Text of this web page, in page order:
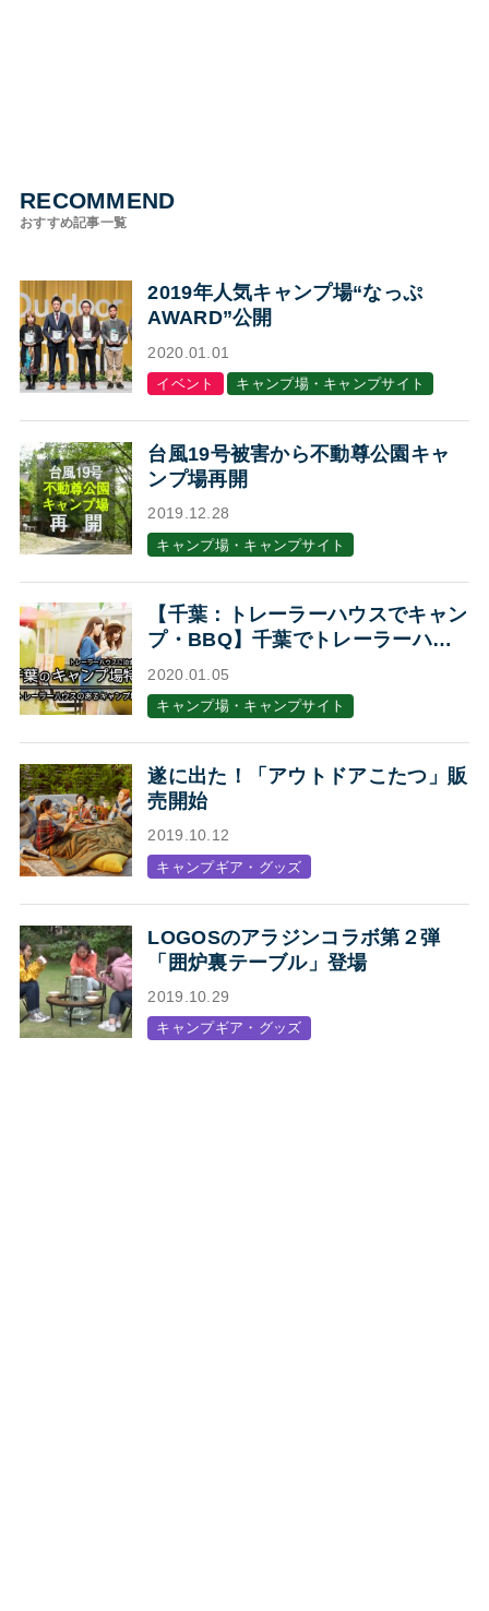
RECOMMEND
おすすめ記事一覧
2019年人気キャンプ場“なっぷ
AWARD”公開
2020.01.01
イベント キャンプ場・キャンプサイト
台風19号被害から不動尊公園キャ
ンプ場再開
2019.12.28
キャンプ場・キャンプサイト
【千葉：トレーラーハウスでキャン
プ・BBQ】千葉でトレーラーハウ
スに泊まれるキャンプ場・BBQ場7
選
2020.01.05
キャンプ場・キャンプサイト
遂に出た！「アウトドアこたつ」販
売開始
2019.10.12
キャンプギア・グッズ
LOGOSのアラジンコラボ第２弾
「囲炉裏テーブル」登場
2019.10.29
キャンプギア・グッズ